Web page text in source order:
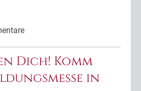
Dich! Komm
in